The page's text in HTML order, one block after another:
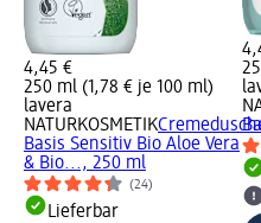
4,45 €
250 ml (1,78 € je 100 ml)
lavera
NATURKOSMETIK
Basis Sensitiv Bio Aloe Vera
& Bio..., 250 ml
(24)
Lieferbar